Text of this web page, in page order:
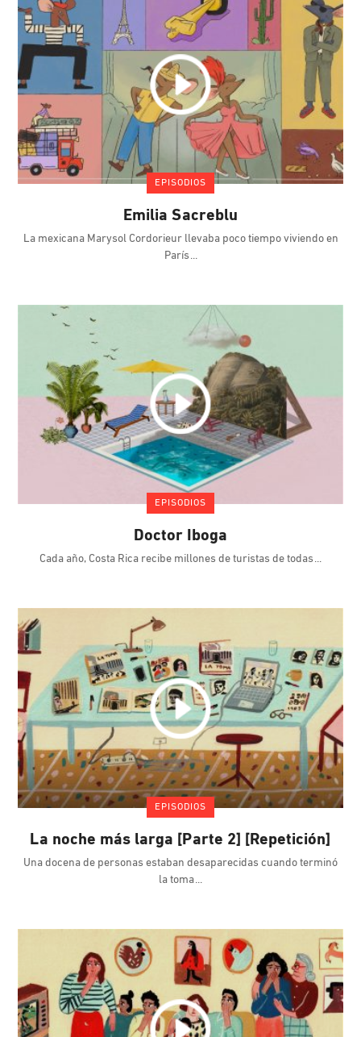
EPISODIOS
Emilia Sacreblu
La mexicana Marysol Cordorieur llevaba poco tiempo viviendo en
París
EPISODIOS
Doctor Iboga
Cada año, Costa Rica recibe millones de turistas de todas
EPISODIOS
La noche más larga [Parte 2] [Repetición]
Una docena de personas estaban desaparecidas cuando terminó
la toma